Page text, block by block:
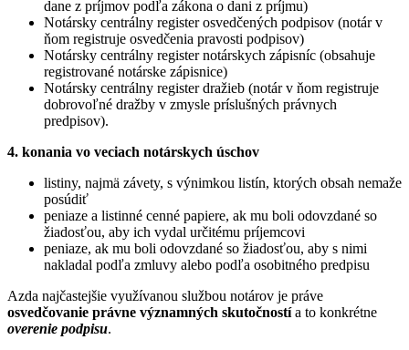
dane z príjmov podľa zákona o dani z príjmu)
Notársky centrálny register osvedčených podpisov (notár v
ňom registruje osvedčenia pravosti podpisov)
Notársky centrálny register notárskych zápisníc (obsahuje
registrované notárske zápisnice)
Notársky centrálny register dražieb (notár v ňom registruje
dobrovoľné dražby v zmysle príslušných právnych
predpisov).
4. konania vo veciach notárskych úschov
listiny, najmä závety, s výnimkou listín, ktorých obsah nemaže
posúdiť
peniaze a listinné cenné papiere, ak mu boli odovzdané so
žiadosťou, aby ich vydal určitému príjemcovi
peniaze, ak mu boli odovzdané so žiadosťou, aby s nimi
nakladal podľa zmluvy alebo podľa osobitného predpisu
Azda najčastejšie využívanou službou notárov je práve
osvedčovanie právne významných skutočnostía to konkrétne
overenie podpisu.